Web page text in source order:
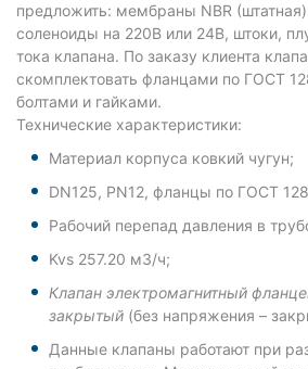
предложить: мембраны NBR
соленоиды на 220В или 24В, штоки,
тока клапана. По заказу клиента
скомплектовать фланцами по ГОСТ
болтами и гайками.
Технические характеристики:
Материал корпуса ковкий чугун;
DN125, PN12, фланцы по ГОСТ
Рабочий перепад давления в
Kvs 257.20 м3/ч;
Клапан электромагнитный
закрытый (без напряжения –
Данные клапаны работают при